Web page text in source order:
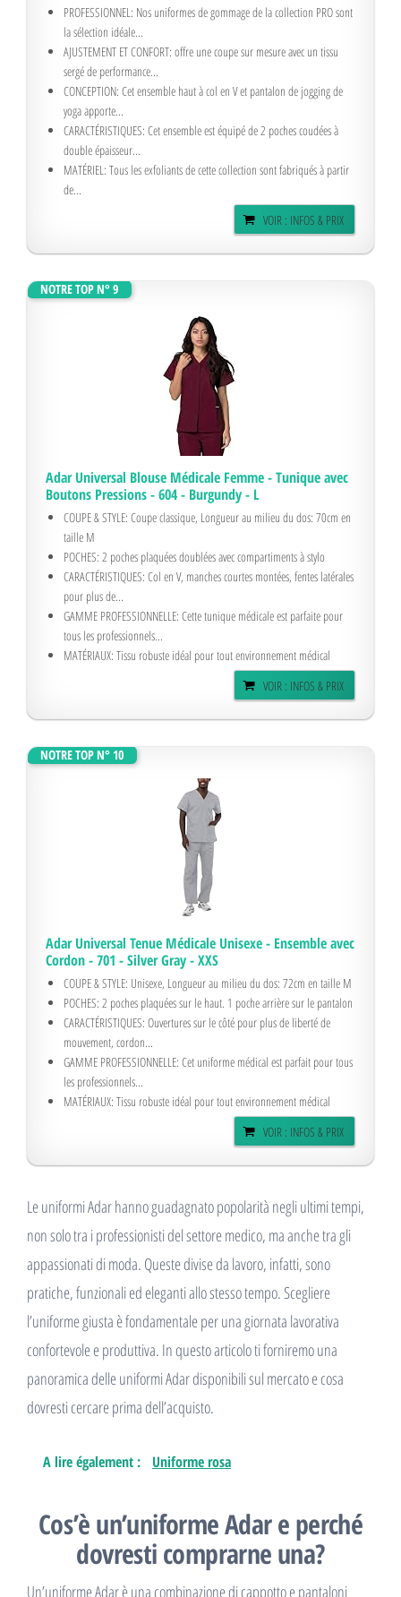
PROFESSIONNEL: Nos uniformes de gommage de la collection PRO sont
la sélection idéale...
AJUSTEMENT ET CONFORT: offre une coupe sur mesure avec un tissu
sergé de performance...
CONCEPTION: Cet ensemble haut à col en V et pantalon de jogging de
yoga apporte...
CARACTÉRISTIQUES: Cet ensemble est équipé de 2 poches coudées à
double épaisseur...
MATÉRIEL: Tous les exfoliants de cette collection sont fabriqués à partir
de...
VOIR : INFOS & PRIX
NOTRE TOP N° 9
Adar Universal Blouse Médicale Femme - Tunique avec
Boutons Pressions - 604 - Burgundy - L
COUPE & STYLE: Coupe classique, Longueur au milieu du dos: 70cm en
taille M
POCHES: 2 poches plaquées doublées avec compartiments à stylo
CARACTÉRISTIQUES: Col en V, manches courtes montées, fentes latérales
pour plus de...
GAMME PROFESSIONNELLE: Cette tunique médicale est parfaite pour
tous les professionnels...
MATÉRIAUX: Tissu robuste idéal pour tout environnement médical
VOIR : INFOS & PRIX
NOTRE TOP N° 10
Adar Universal Tenue Médicale Unisexe - Ensemble avec
Cordon - 701 - Silver Gray - XXS
COUPE & STYLE: Unisexe, Longueur au milieu du dos: 72cm en taille M
POCHES: 2 poches plaquées sur le haut. 1 poche arrière sur le pantalon
CARACTÉRISTIQUES: Ouvertures sur le côté pour plus de liberté de
mouvement, cordon...
GAMME PROFESSIONNELLE: Cet uniforme médical est parfait pour tous
les professionnels...
MATÉRIAUX: Tissu robuste idéal pour tout environnement médical
VOIR : INFOS & PRIX
Le uniformi Adar hanno guadagnato popolarità negli ultimi tempi,
non solo tra i professionisti del settore medico, ma anche tra gli
appassionati di moda. Queste divise da lavoro, infatti, sono
pratiche, funzionali ed eleganti allo stesso tempo. Scegliere
l’uniforme giusta è fondamentale per una giornata lavorativa
confortevole e produttiva. In questo articolo ti forniremo una
panoramica delle uniformi Adar disponibili sul mercato e cosa
dovresti cercare prima dell’acquisto.
A lire également : Uniforme rosa
Cos’è un’uniforme Adar e perché
dovresti comprarne una?
Un’uniforme Adar è una combinazione di cappotto e pantaloni